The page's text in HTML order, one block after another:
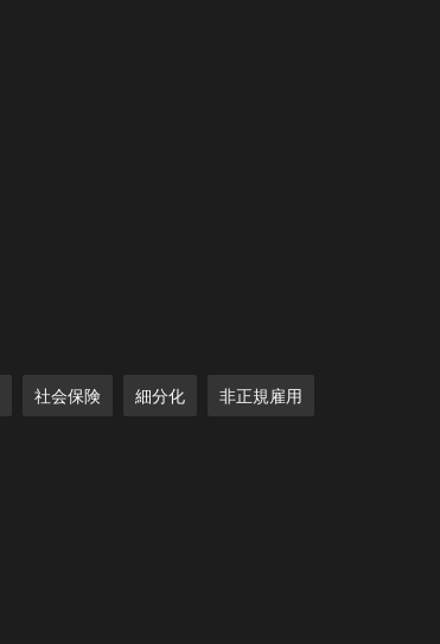
社会保険 細分化 非正規雇用